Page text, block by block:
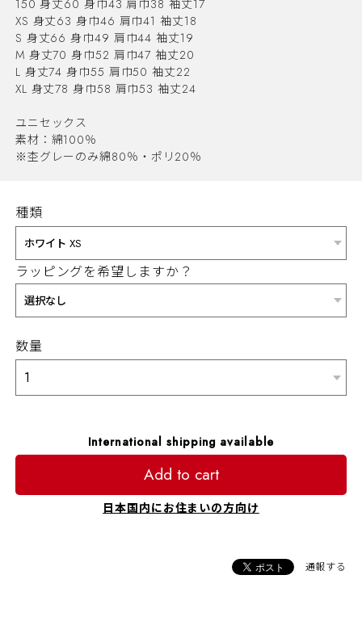
150 身丈60 身巾43 肩巾38 袖丈17
XS 身丈63 身巾46 肩巾41 袖丈18
S 身丈66 身巾49 肩巾44 袖丈19
M 身丈70 身巾52 肩巾47 袖丈20
L 身丈74 身巾55 肩巾50 袖丈22
XL 身丈78 身巾58 肩巾53 袖丈24
ユニセックス
素材：綿100％
※杢グレーのみ綿80％・ポリ20％
種類
ラッピングを希望しますか？
数量
International shipping available
Add to cart
日本国内にお住まいの方向け
通報する